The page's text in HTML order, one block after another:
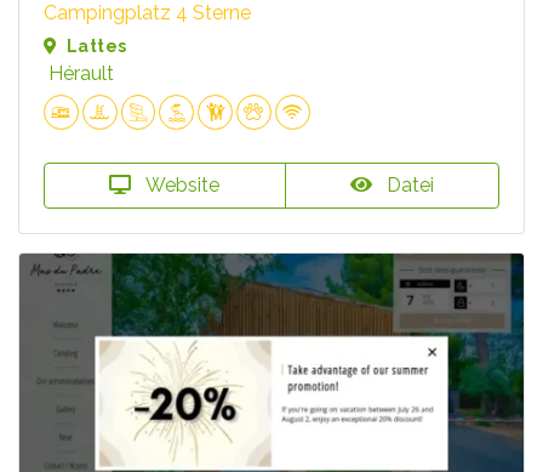
Campingplatz 4 Sterne
Lattes
Hérault
Website Datei